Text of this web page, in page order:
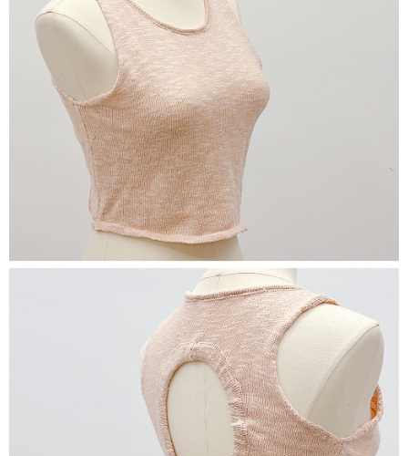
恩沛科技股份有限公司將有權停止該用戶之使用額度並採取法律行動。